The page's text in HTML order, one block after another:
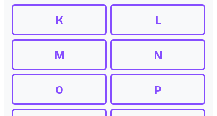
K L
M N
O P